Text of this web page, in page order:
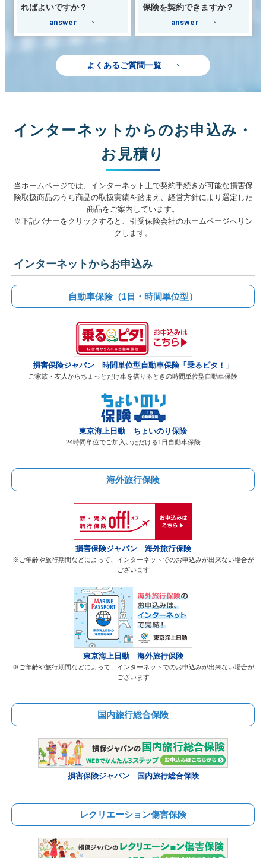
ればよいですか？
answer
保険を契約できますか？
answer
よくあるご質問一覧
インターネットからのお申込み・
お見積り
当ホームページでは、インターネット上で契約手続きが可能な損害保
険取扱商品のうち商品の取扱実績を踏まえ、経営方針により選定した
商品をご案内しています。
※下記バナーをクリックすると、引受保険会社のホームページへリン
クします。
インターネットからお申込み
自動車保険（1日・時間単位型）
損害保険ジャパン 時間単位型自動車保険「乗るピタ！」
ご家族・友人からちょっとだけ車を借りるときの時間単位型自動車保険
東京海上日動 ちょいのり保険
24時間単位でご加入いただける1日自動車保険
海外旅行保険
損害保険ジャパン 海外旅行保険
※ご年齢や旅行期間などによって、インターネットでのお申込みが出来ない場合が
ございます
東京海上日動 海外旅行保険
※ご年齢や旅行期間などによって、インターネットでのお申込みが出来ない場合が
ございます
国内旅行総合保険
損害保険ジャパン 国内旅行総合保険
レクリエーション傷害保険